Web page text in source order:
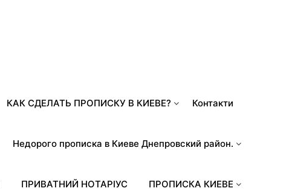
КАК СДЕЛАТЬ ПРОПИСКУ В КИЕВЕ? Контакти
Недорого прописка в Киеве Днепровский район.
ПРИВАТНИЙ НОТАРІУС ПРОПИСКА КИЕВЕ